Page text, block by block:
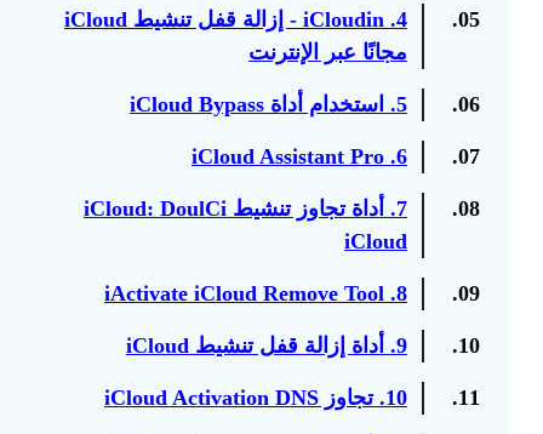
05.
4. iCloudin - إزالة قفل تنشيط iCloud
مجانًا عبر الإنترنت
06. 5. استخدام أداة iCloud Bypass
07.
6. iCloud Assistant Pro
08.
7. أداة تجاوز تنشيط iCloud: DoulCi
iCloud
09.
8. iActivate iCloud Remove Tool
10. 9. أداة إزالة قفل تنشيط iCloud
11. 10. تجاوز iCloud Activation DNS